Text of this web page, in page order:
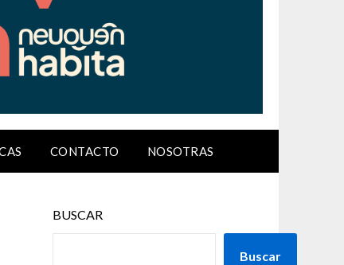
CONTACTO NOSOTRAS
BUSCAR
Buscar